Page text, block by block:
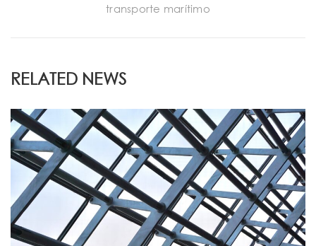
transporte marítimo
RELATED NEWS